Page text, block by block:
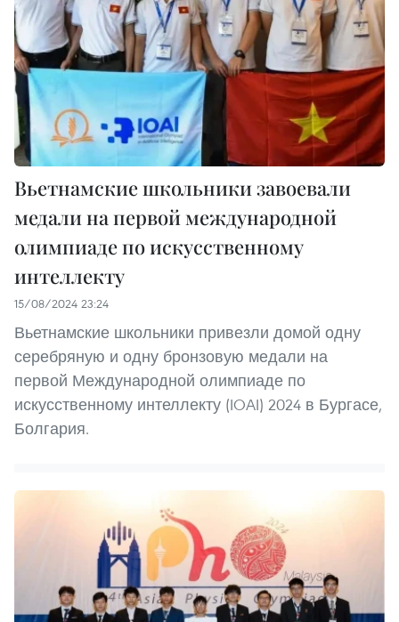
Вьетнамские школьники завоевали
медали на первой международной
олимпиаде по искусственному
интеллекту
15/08/2024 23:24
Вьетнамские школьники привезли домой одну
серебряную и одну бронзовую медали на
первой Международной олимпиаде по
искусственному интеллекту (IOAI) 2024 в Бургасе,
Болгария.